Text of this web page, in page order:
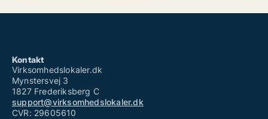
Kontakt
Virksomhedslokaler.dk
Mynstersvej 3
1827 Frederiksberg C
support@virksomhedslokaler.dk
CVR: 29605610